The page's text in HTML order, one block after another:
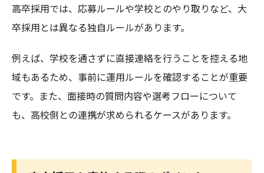
高卒採用では、応募ルールや学校とのやり取りなど、大
卒採用とは異なる独自ルールがあります。
例えば、学校を通さずに直接連絡を行うことを控える地
域もあるため、事前に運用ルールを確認することが重要
です。また、面接時の質問内容や選考フローについて
も、高校側との連携が求められるケースがあります。